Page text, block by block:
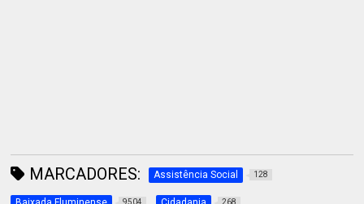
MARCADORES: Assistência Social 128
9504 268